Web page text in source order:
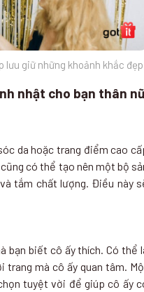
giữ những khoảnh khắc đẹp
nhật cho bạn thân nữ
da hoặc trang điểm cao
có thể tạo nên một bộ
tắm chất lượng. Điều này
bạn biết cô ấy thích. Có thể
trang mà cô ấy quan tâm.
tuyệt vời để giúp cô ấy